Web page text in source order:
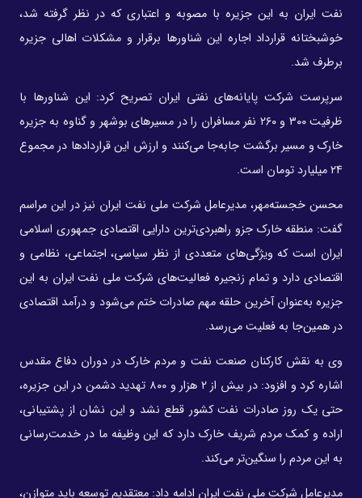
نفت ایران به این جزیره با مصوبه و اعتباری که در نظر گرفته‌ شد،
خوشبختانه قرارداد اجاره این شناورها برقرار و مشکلات اهالی جزیره
برطرف شد.
سرپرست شرکت پایانه‌های نفتی ایران تصریح کرد: این شناورها با
ظرفیت ۳۰۰ و ۲۶۰ نفر مسافران را در مسیرهای بوشهر و گناوه به‌ جزیره
خارک و مسیر برگشت جابه‌جا می‌کنند و ارزش این قراردادها در مجموع
۲۴ میلیارد تومان است.
محسن خجسته‌مهر، مدیرعامل شرکت ملی نفت ایران نیز در این مراسم
گفت: منطقه خارک جزو راهبردی‌ترین دارایی اقتصادی جمهوری اسلامی
ایران است که ویژگی‌های متعددی از نظر سیاسی، اجتماعی، نظامی و
اقتصادی دارد و تمام زنجیره فعالیت‌های شرکت ملی نفت ایران به این
جزیره به‌عنوان آخرین حلقه مهم صادرات ختم می‌شود و درآمد اقتصادی
در همین‌جا به فعلیت می‌رسد.
وی به‌ نقش کارکنان صنعت نفت و مردم خارک در دوران دفاع مقدس
اشاره کرد و افزود: در بیش از ۲ هزار و ۸۰۰ تهدید دشمن در این جزیره،
حتی یک روز صادرات نفت کشور قطع نشد و این نشان از پشتیبانی،
اراده و کمک مردم شریف خارک دارد که این وظیفه ما در خدمت‌رسانی
به این مردم را سنگین‌تر می‌کند.
مدیرعامل شرکت ملی نفت ایران ادامه داد: معتقدیم توسعه باید متوازن،